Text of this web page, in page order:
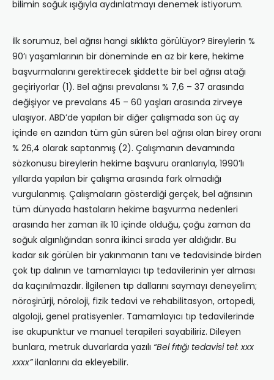
bilimin soğuk ışığıyla aydınlatmayı denemek istiyorum.
İlk sorumuz, bel ağrısı hangi sıklıkta görülüyor? Bireylerin %
90’ı yaşamlarının bir döneminde en az bir kere, hekime
başvurmalarını gerektirecek şiddette bir bel ağrısı atağı
geçiriyorlar (1). Bel ağrısı prevalansı % 7,6 – 37 arasında
değişiyor ve prevalans 45 – 60 yaşları arasında zirveye
ulaşıyor. ABD’de yapılan bir diğer çalışmada son üç ay
içinde en azından tüm gün süren bel ağrısı olan birey oranı
% 26,4 olarak saptanmış (2). Çalışmanın devamında
sözkonusu bireylerin hekime başvuru oranlarıyla, 1990’lı
yıllarda yapılan bir çalışma arasında fark olmadığı
vurgulanmış. Çalışmaların gösterdiği gerçek, bel ağrısının
tüm dünyada hastaların hekime başvurma nedenleri
arasında her zaman ilk 10 içinde olduğu, çoğu zaman da
soğuk algınlığından sonra ikinci sırada yer aldığıdır. Bu
kadar sık görülen bir yakınmanın tanı ve tedavisinde birden
çok tıp dalının ve tamamlayıcı tıp tedavilerinin yer alması
da kaçınılmazdır. İlgilenen tıp dallarını saymayı deneyelim;
nöroşirürji, nöroloji, fizik tedavi ve rehabilitasyon, ortopedi,
algoloji, genel pratisyenler. Tamamlayıcı tıp tedavilerinde
ise akupunktur ve manuel terapileri sayabiliriz. Dileyen
bunlara, metruk duvarlarda yazılı “Bel fıtığı tedavisi tel: xxx
xxxx”ilanlarını da ekleyebilir.